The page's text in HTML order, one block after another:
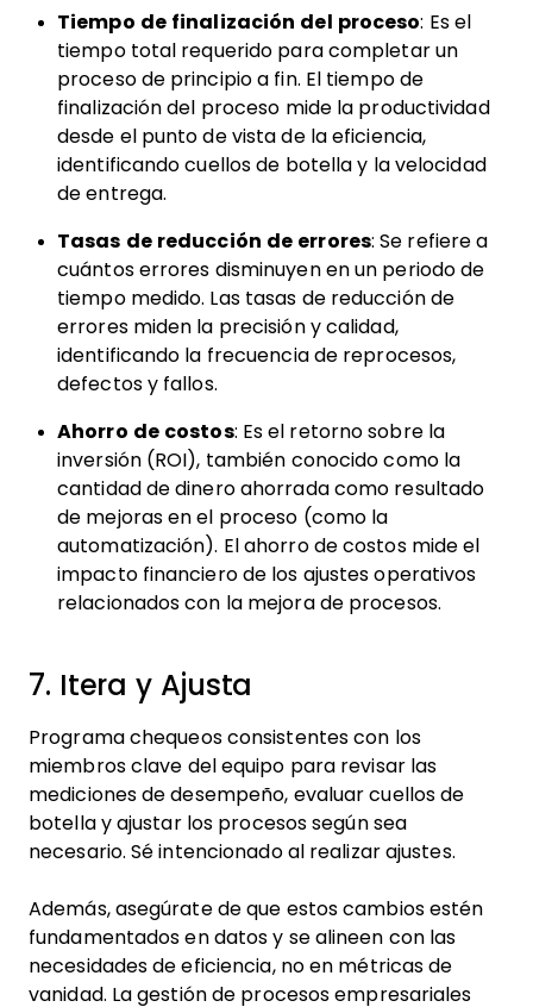
Tiempo de finalización del proceso: Es el
tiempo total requerido para completar un
proceso de principio a fin. El tiempo de
finalización del proceso mide la productividad
desde el punto de vista de la eficiencia,
identificando cuellos de botella y la velocidad
de entrega.
Tasas de reducción de errores: Se refiere a
cuántos errores disminuyen en un periodo de
tiempo medido. Las tasas de reducción de
errores miden la precisión y calidad,
identificando la frecuencia de reprocesos,
defectos y fallos.
Ahorro de costos: Es el retorno sobre la
inversión (ROI), también conocido como la
cantidad de dinero ahorrada como resultado
de mejoras en el proceso (como la
automatización). El ahorro de costos mide el
impacto financiero de los ajustes operativos
relacionados con la mejora de procesos.
7. Itera y Ajusta
Programa chequeos consistentes con los
miembros clave del equipo para revisar las
mediciones de desempeño, evaluar cuellos de
botella y ajustar los procesos según sea
necesario. Sé intencionado al realizar ajustes.
Además, asegúrate de que estos cambios estén
fundamentados en datos y se alineen con las
necesidades de eficiencia, no en métricas de
vanidad. La gestión de procesos empresariales